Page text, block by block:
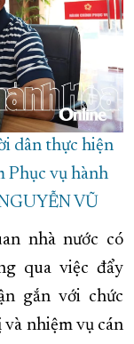
dân thực hiện
Phục vụ hành
VŨ
nhà nước có
qua việc đẩy
gắn với chức
và nhiệm vụ cán